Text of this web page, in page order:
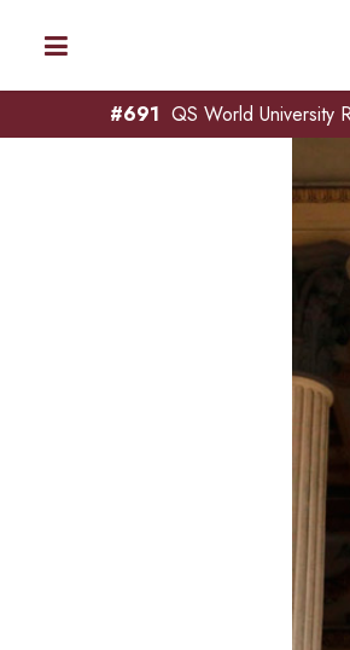
QS World University
#691